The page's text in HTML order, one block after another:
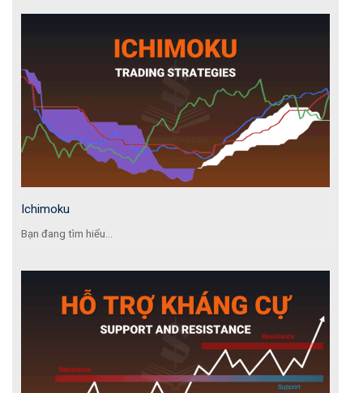
Ichimoku
Bạn đang tìm hiểu...